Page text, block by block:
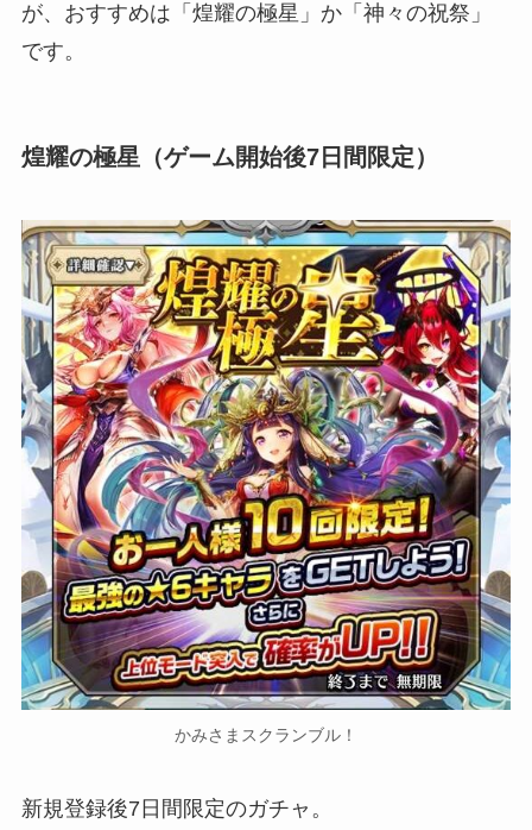
が、おすすめは「煌耀の極星」か「神々の祝祭」
です。
煌耀の極星（ゲーム開始後7日間限定）
かみさまスクランブル！
新規登録後7日間限定のガチャ。